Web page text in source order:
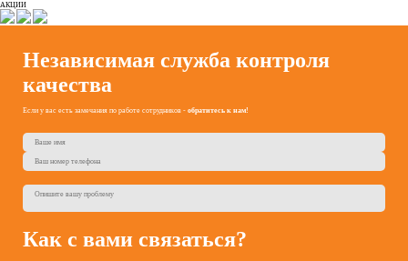
АКЦИИ
Независимая служба контроля
качества
Если у вас есть замечания по работе сотрудников - обратитесь к нам!
Как с вами связаться?